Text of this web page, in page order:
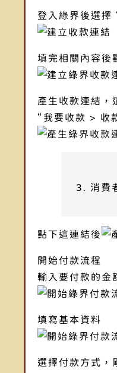
登入綠界後選擇
填完相關內容後
產生收款連結，
“我要收款 > 收
3. 消費
點下這連結後
開始付款流程
輸入要付款的金
填寫基本資料
選擇付款方式，